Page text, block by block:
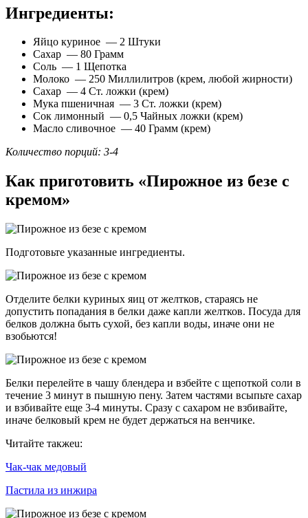
Ингредиенты:
Яйцо куриное — 2 Штуки
Сахар — 80 Грамм
Соль — 1 Щепотка
Молоко — 250 Миллилитров (крем, любой жирности)
Сахар — 4 Ст. ложки (крем)
Мука пшеничная — 3 Ст. ложки (крем)
Сок лимонный — 0,5 Чайных ложки (крем)
Масло сливочное — 40 Грамм (крем)
Количество порций: 3-4
Как приготовить «Пирожное из безе с
кремом»
Подготовьте указанные ингредиенты.
Отделите белки куриных яиц от желтков, стараясь не
допустить попадания в белки даже капли желтков. Посуда для
белков должна быть сухой, без капли воды, иначе они не
взобьются!
Белки перелейте в чашу блендера и взбейте с щепоткой соли в
течение 3 минут в пышную пену. Затем частями всыпьте сахар
и взбивайте еще 3-4 минуты. Сразу с сахаром не взбивайте,
иначе белковый крем не будет держаться на венчике.
Читайте такжеu:
Чак-чак медовый
Пастила из инжира